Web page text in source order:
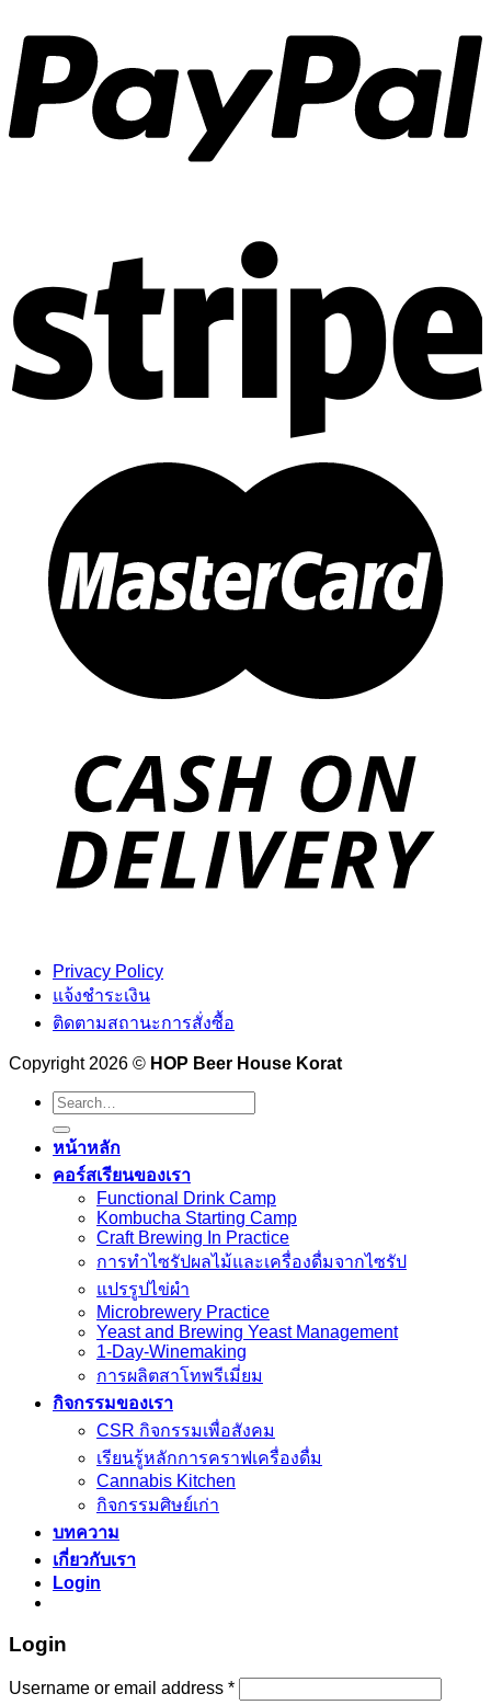
Privacy Policy
แจ้งชำระเงิน
ติดตามสถานะการสั่งซื้อ
Copyright 2026 © HOP Beer House Korat
Search
for:
หน้าหลัก
คอร์สเรียนของเรา
Functional Drink Camp
Kombucha Starting Camp
Craft Brewing In Practice
การทำไซรัปผลไม้และเครื่องดื่มจากไซรัป
แปรรูปไข่ผำ
Microbrewery Practice
Yeast and Brewing Yeast Management
1-Day-Winemaking
การผลิตสาโทพรีเมี่ยม
กิจกรรมของเรา
CSR กิจกรรมเพื่อสังคม
เรียนรู้หลักการคราฟเครื่องดื่ม
Cannabis Kitchen
กิจกรรมศิษย์เก่า
บทความ
เกี่ยวกับเรา
Login
Login
Username or email address *